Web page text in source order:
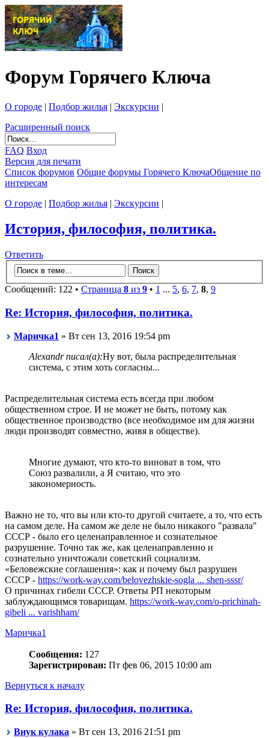
Форум Горячего Ключа
О городе | Подбор жилья | Экскурсии |
Расширенный поиск
FAQ Вход
Версия для печати
Список форумов Общие форумы Горячего КлючаОбщение по
интересам
О городе | Подбор жилья | Экскурсии |
История, философия, политика.
Ответить
Сообщений: 122 • Страница 8 из 9 • 1 ... 5, 6, 7, 8, 9
Re: История, философия, политика.
Маричка1 » Вт сен 13, 2016 19:54 pm
Alexandr писал(а):Ну вот, была распределительная
система, с этим хоть согласны...
Распределительная система есть всегда при любом
общественном строе. И не может не быть, потому как
общественное производство (все необходимое им для жизни
люди производят совместно, живя в обществе).
Многие думают, что кто-то виноват в том, что
Союз развалили, а Я считаю, что это
закономерность.
Важно не то, что вы или кто-то другой считаете, а то, что есть
на самом деле. На самом же деле не было никакого "развала"
СССР - было его целенаправленное и сознательное
разрушение. Точно так же, как целенаправленно и
сознательно уничтожали советский социализм.
«Беловежские соглашения»: как и почему был разрушен
СССР - https://work-way.com/belovezhskie-sogla ... shen-sssr/
О причинах гибели СССР. Ответы РП некоторым
заблуждающимся товарищам. https://work-way.com/o-prichinah-
gibeli ... varishham/
Маричка1
Сообщения: 127
Зарегистрирован: Пт фев 06, 2015 10:00 am
Вернуться к началу
Re: История, философия, политика.
Внук кулака » Вт сен 13, 2016 21:51 pm